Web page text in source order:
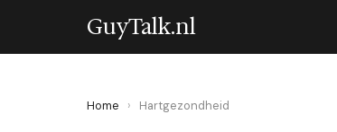
GuyTalk.nl
Home › Hartgezondheid